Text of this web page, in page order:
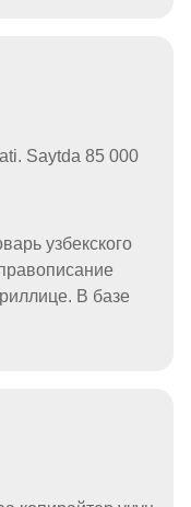
Saytda 85 000
узбекского
В базе